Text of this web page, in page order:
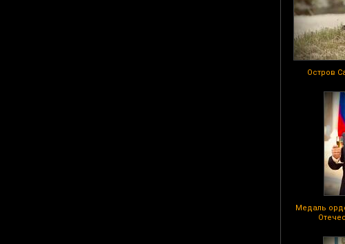
Остров
Медаль